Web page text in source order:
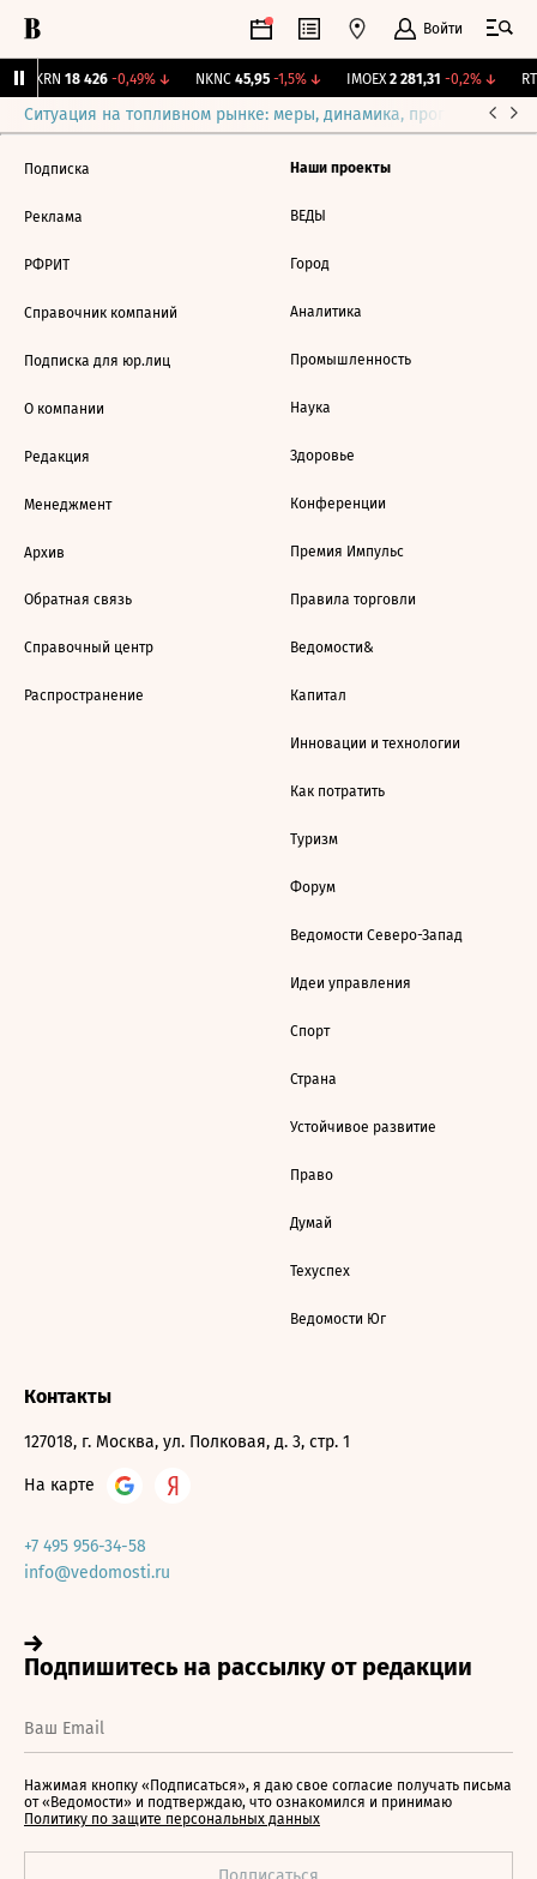
Войти
AKRN 18 426 -0,49%↓ NKNC 45,95 -1,5%↓ IMOEX 2 281,31 -0,2%↓
Ситуация на топливном рынке: меры, динамика, прогнозы
Подписка
Реклама
РФРИТ
Справочник компаний
Подписка для юр.лиц
О компании
Редакция
Менеджмент
Архив
Обратная связь
Справочный центр
Распространение
Наши проекты
ВЕДЫ
Город
Аналитика
Промышленность
Наука
Здоровье
Конференции
Премия Импульс
Правила торговли
Ведомости&
Капитал
Инновации и технологии
Как потратить
Туризм
Форум
Ведомости Северо-Запад
Идеи управления
Спорт
Страна
Устойчивое развитие
Право
Думай
Техуспех
Ведомости Юг
Контакты
127018, г. Москва, ул. Полковая, д. 3, стр. 1
На карте
+7 495 956-34-58
info@vedomosti.ru
Нажимая кнопку «Подписаться», я даю свое согласие получать письма
от «Ведомости» и подтверждаю, что ознакомился и принимаю
Политику по защите персональных данных